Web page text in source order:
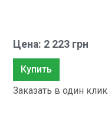
Цена: 2 223 грн
Купить
Заказать в один клик